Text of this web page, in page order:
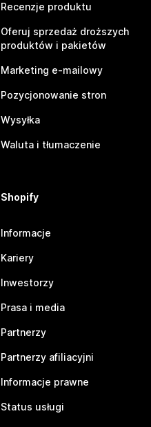
Recenzje produktu
Oferuj sprzedaż droższych
produktów i pakietów
Marketing e-mailowy
Pozycjonowanie stron
Wysyłka
Waluta i tłumaczenie
Shopify
Informacje
Kariery
Inwestorzy
Prasa i media
Partnerzy
Partnerzy afiliacyjni
Informacje prawne
Status usługi